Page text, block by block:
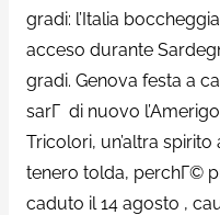
gradi: l’Italia
acceso durante
gradi. Genova festa a
sarГ di nuovo
Tricolori, un’altra
tenero tolda, perchГ©
caduto il 14 agosto ,